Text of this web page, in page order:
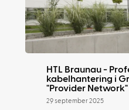
HTL Braunau -
kabelhantering i
"Provider Network"
29 september 2025